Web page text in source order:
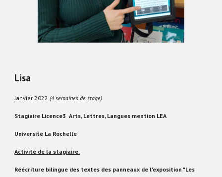
Lisa
Janvier 2022 (4 semaines de stage)
Stagiaire Licence3 Arts, Lettres, Langues mention LEA
Université La Rochelle
Activité de la stagiaire:
Réécriture bilingue des textes des panneaux de l'exposition "Les